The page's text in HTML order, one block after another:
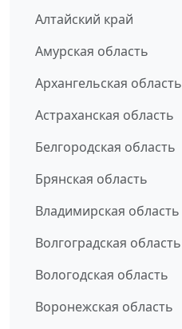
Алтайский край
Амурская область
Архангельская область
Астраханская область
Белгородская область
Брянская область
Владимирская область
Волгоградская область
Вологодская область
Воронежская область